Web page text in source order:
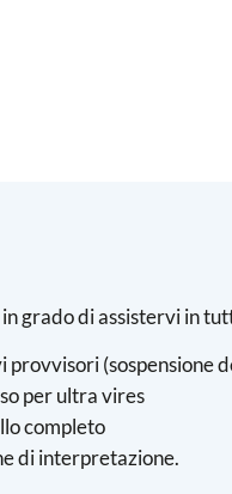
in grado di assistervi in
provvisori (sospensione
per ultra vires
completo
di interpretazione.